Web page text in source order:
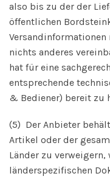
also bis zu der der
öffentlichen
nichts anderes
hat für eine
entsprechende
& Bediener) bereit zu
(5) Der Anbieter
Artikel oder der
Länder zu
länderspezifischen